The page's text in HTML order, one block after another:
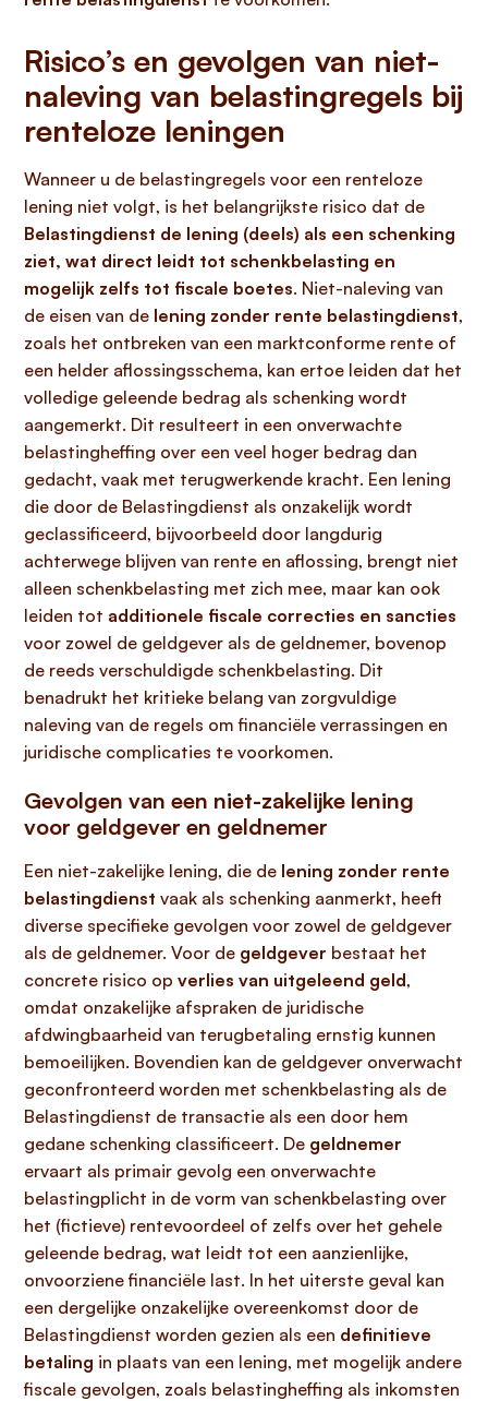
Risico’s en gevolgen van niet-
naleving van belastingregels bij
renteloze leningen
Wanneer u de belastingregels voor een renteloze
lening niet volgt, is het belangrijkste risico dat de
Belastingdienst de lening (deels) als een schenking
ziet, wat direct leidt tot schenkbelasting en
mogelijk zelfs tot fiscale boetes. Niet-naleving van
de eisen van de lening zonder rente belastingdienst,
zoals het ontbreken van een marktconforme rente of
een helder aflossingsschema, kan ertoe leiden dat het
volledige geleende bedrag als schenking wordt
aangemerkt. Dit resulteert in een onverwachte
belastingheffing over een veel hoger bedrag dan
gedacht, vaak met terugwerkende kracht. Een lening
die door de Belastingdienst als onzakelijk wordt
geclassificeerd, bijvoorbeeld door langdurig
achterwege blijven van rente en aflossing, brengt niet
alleen schenkbelasting met zich mee, maar kan ook
leiden tot additionele fiscale correcties en sancties
voor zowel de geldgever als de geldnemer, bovenop
de reeds verschuldigde schenkbelasting. Dit
benadrukt het kritieke belang van zorgvuldige
naleving van de regels om financiële verrassingen en
juridische complicaties te voorkomen.
Gevolgen van een niet-zakelijke lening
voor geldgever en geldnemer
Een niet-zakelijke lening, die de lening zonder rente
belastingdienst vaak als schenking aanmerkt, heeft
diverse specifieke gevolgen voor zowel de geldgever
als de geldnemer. Voor de geldgever bestaat het
concrete risico op verlies van uitgeleend geld,
omdat onzakelijke afspraken de juridische
afdwingbaarheid van terugbetaling ernstig kunnen
bemoeilijken. Bovendien kan de geldgever onverwacht
geconfronteerd worden met schenkbelasting als de
Belastingdienst de transactie als een door hem
gedane schenking classificeert. De geldnemer
ervaart als primair gevolg een onverwachte
belastingplicht in de vorm van schenkbelasting over
het (fictieve) rentevoordeel of zelfs over het gehele
geleende bedrag, wat leidt tot een aanzienlijke,
onvoorziene financiële last. In het uiterste geval kan
een dergelijke onzakelijke overeenkomst door de
Belastingdienst worden gezien als een definitieve
betaling in plaats van een lening, met mogelijk andere
fiscale gevolgen, zoals belastingheffing als inkomsten